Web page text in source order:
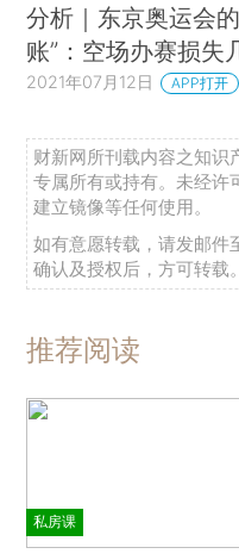
分析｜东京奥运会
账”：空场办赛损失
2021年07月12日 APP打开
财新网所刊载内容之知识
专属所有或持有。未经许
建立镜像等任何使用。
如有意愿转载，请发邮件
确认及授权后，方可转载。
推荐阅读
私房课